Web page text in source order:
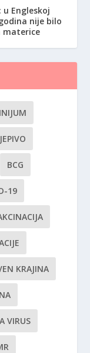
u Engleskoj
nije bilo
materice
BCG
19
KRAJINA
VIRUS